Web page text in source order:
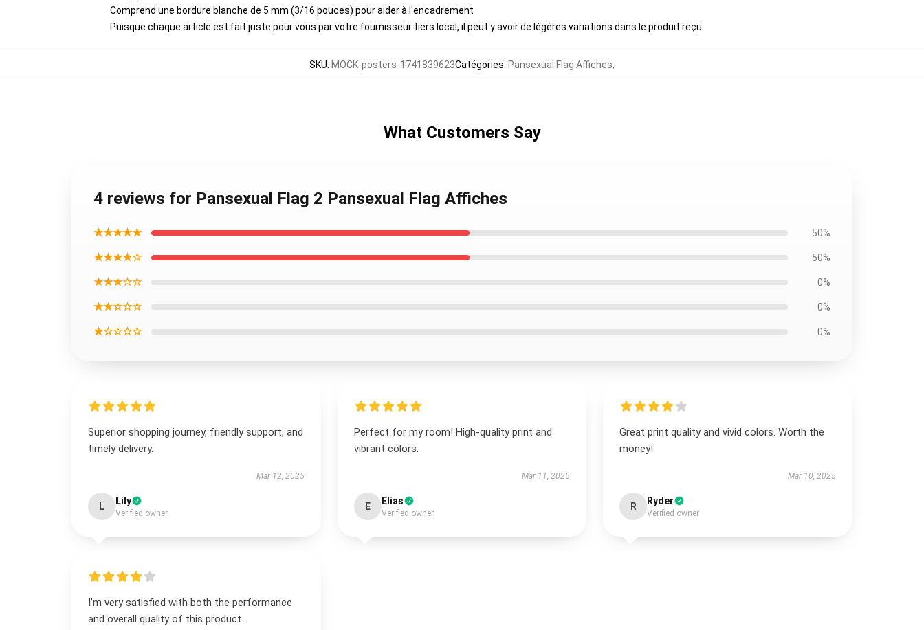
Comprend une bordure blanche de 5 mm (3/16 pouces) pour aider à l'encadrement
Puisque chaque article est fait juste pour vous par votre fournisseur tiers local, il peut y avoir de légères variations dans le produit reçu
SKU: MOCK-posters-1741839623Catégories: Pansexual Flag Affiches,
What Customers Say
4 reviews for Pansexual Flag 2 Pansexual Flag Affiches
★★★★★ 50%
★★★★☆ 50%
★★★☆☆ 0%
★★☆☆☆ 0%
★☆☆☆☆ 0%
Superior shopping journey, friendly support, and
timely delivery.
Mar 12, 2025
L Lily
Verified owner
Perfect for my room! High-quality print and
vibrant colors.
Mar 11, 2025
E Elias
Verified owner
Great print quality and vivid colors. Worth the
money!
Mar 10, 2025
R Ryder
Verified owner
I’m very satisfied with both the performance
and overall quality of this product.